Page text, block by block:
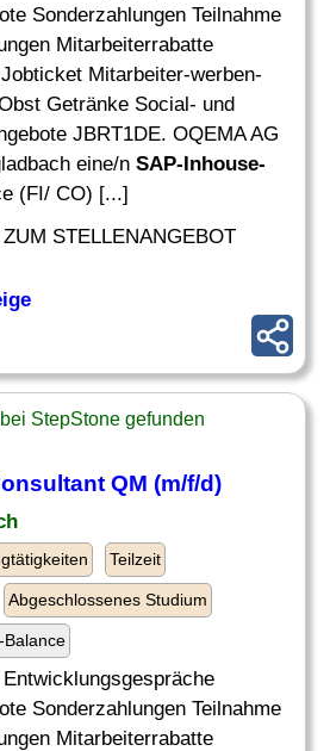
Sonderzahlungen Teilnahme
Mitarbeiterrabatte
Mitarbeiter-werben-
Getränke Social- und
JBRT1DE. OQEMA AG
eine/n SAP-Inhouse-
(FI/ CO) [...]
STELLENANGEBOT
StepStone gefunden
QM (m/f/d)
Teilzeit
Abgeschlossenes Studium
Balance
Sonderzahlungen Teilnahme
Mitarbeiterrabatte